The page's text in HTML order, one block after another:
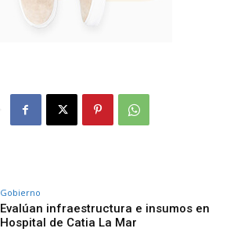
Gobierno
Evalúan infraestructura e insumos en
Hospital de Catia La Mar